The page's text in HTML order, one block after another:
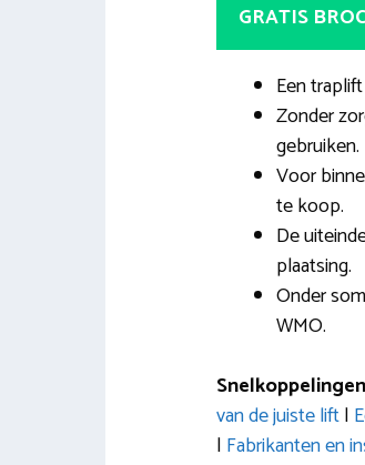
GRATIS
Een
Zonder
gebruiken.
Voor
te koop.
De
plaatsing.
Onder
WMO.
van de juiste lift|
| Fabrikanten en